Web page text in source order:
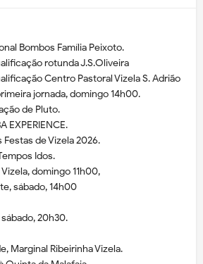
Bombos Família Peixoto.
rotunda J.S.Oliveira
Centro Pastoral Vizela S. Adrião
jornada, domingo 14h00.
de Pluto.
EXPERIENCE.
Festas de Vizela 2026.
Idos.
domingo 11h00,
sábado, 14h00
20h30.
Marginal Ribeirinha Vizela.